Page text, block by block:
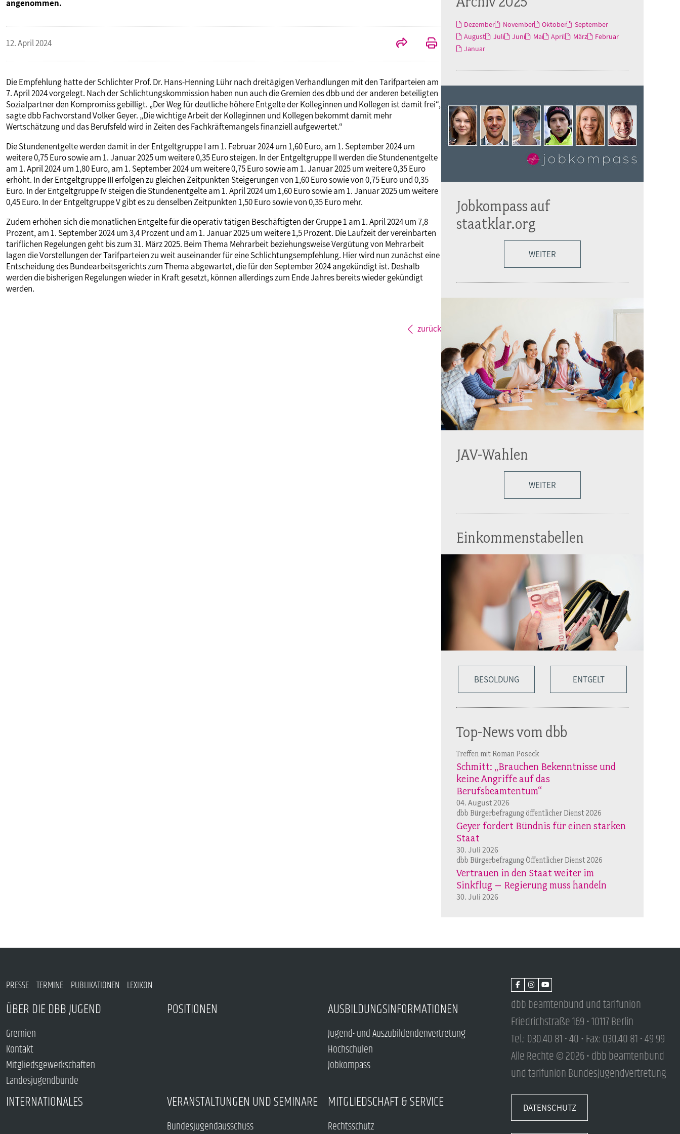
Parlamentarisches Sommerfest
MITGLIEDSCHAFT & SERVICE
angenommen.
12. April 2024
Die Empfehlung hatte der Schlichter Prof. Dr. Hans-Henning Lühr nach dreitägigen Verhandlungen mit den Tarifparteien am
7. April 2024 vorgelegt. Nach der Schlichtungskommission haben nun auch die Gremien des dbb und der anderen beteiligten
Sozialpartner den Kompromiss gebilligt. „Der Weg für deutliche höhere Entgelte der Kolleginnen und Kollegen ist damit frei“,
sagte dbb Fachvorstand Volker Geyer. „Die wichtige Arbeit der Kolleginnen und Kollegen bekommt damit mehr
Wertschätzung und das Berufsfeld wird in Zeiten des Fachkräftemangels finanziell aufgewertet.“
Die Stundenentgelte werden damit in der Entgeltgruppe I am 1. Februar 2024 um 1,60 Euro, am 1. September 2024 um
weitere 0,75 Euro sowie am 1. Januar 2025 um weitere 0,35 Euro steigen. In der Entgeltgruppe II werden die Stundenentgelte
am 1. April 2024 um 1,80 Euro, am 1. September 2024 um weitere 0,75 Euro sowie am 1. Januar 2025 um weitere 0,35 Euro
erhöht. In der Entgeltgruppe III erfolgen zu gleichen Zeitpunkten Steigerungen von 1,60 Euro sowie von 0,75 Euro und 0,35
Euro. In der Entgeltgruppe IV steigen die Stundenentgelte am 1. April 2024 um 1,60 Euro sowie am 1. Januar 2025 um weitere
0,45 Euro. In der Entgeltgruppe V gibt es zu denselben Zeitpunkten 1,50 Euro sowie von 0,35 Euro mehr.
Zudem erhöhen sich die monatlichen Entgelte für die operativ tätigen Beschäftigten der Gruppe 1 am 1. April 2024 um 7,8
Prozent, am 1. September 2024 um 3,4 Prozent und am 1. Januar 2025 um weitere 1,5 Prozent. Die Laufzeit der vereinbarten
tariflichen Regelungen geht bis zum 31. März 2025. Beim Thema Mehrarbeit beziehungsweise Vergütung von Mehrarbeit
lagen die Vorstellungen der Tarifparteien zu weit auseinander für eine Schlichtungsempfehlung. Hier wird nun zunächst eine
Entscheidung des Bundearbeitsgerichts zum Thema abgewartet, die für den September 2024 angekündigt ist. Deshalb
werden die bisherigen Regelungen wieder in Kraft gesetzt, können allerdings zum Ende Jahres bereits wieder gekündigt
werden.
zurück
Dezember November Oktober
September
August
Juli Juni Mai April März
Februar
Januar
Jobkompass auf
staatklar.org
WEITER
JAV-Wahlen
WEITER
Einkommenstabellen
BESOLDUNG ENTGELT
Top-News vom dbb
Treffen mit Roman Poseck
Schmitt: „Brauchen Bekenntnisse und
keine Angriffe auf das
Berufsbeamtentum“
04. August 2026
dbb Bürgerbefragung öffentlicher Dienst 2026
Geyer fordert Bündnis für einen starken
Staat
30. Juli 2026
dbb Bürgerbefragung Öffentlicher Dienst 2026
Vertrauen in den Staat weiter im
Sinkflug – Regierung muss handeln
30. Juli 2026
PRESSE TERMINE PUBLIKATIONEN LEXIKON
ÜBER DIE DBB JUGEND
Gremien
Kontakt
Mitgliedsgewerkschaften
Landesjugendbünde
POSITIONEN AUSBILDUNGSINFORMATIONEN
Jugend- und Auszubildendenvertretung
Hochschulen
Jobkompass
INTERNATIONALES VERANSTALTUNGEN UND SEMINARE
Bundesjugendausschuss
MITGLIEDSCHAFT & SERVICE
Rechtsschutz
dbb beamtenbund und tarifunion
Friedrichstraße 169 • 10117 Berlin
Tel.: 030.40 81 - 40 • Fax: 030.40 81 - 49 99
Alle Rechte © 2026 • dbb beamtenbund
und tarifunion Bundesjugendvertretung
DATENSCHUTZ